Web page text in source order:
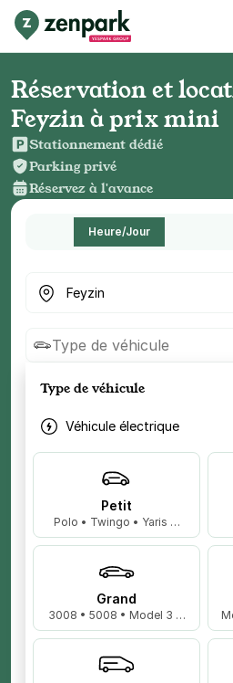
Réservation et
Feyzin à prix mini
Stationnement dédié
Parking privé
Réservez à l'avance
Heure/Jour
Où cherchez-vous un parking
Type de véhicule
Type de véhicule
Véhicule électrique
Petit
Polo • Twingo • Yaris …
Grand
3008 • 5008 • Model 3 …